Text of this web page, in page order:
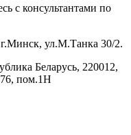
с консультантами по
ул.М.Танка 30/2.
Беларусь, 220012,
пом.1Н